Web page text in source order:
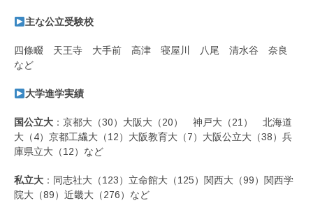
主な公立受験校
四條畷 天王寺 大手前 高津 寝屋川 八尾 清水谷 奈良
など
大学進学実績
国公立大 ：京都大（30）大阪大（20） 神戸大（21） 北海道
大（4）京都工繊大（12）大阪教育大（7）大阪公立大（38）兵
庫県立大（12）など
私立大 ：同志社大（123）立命館大（125）関西大（99）関西学
院大（89）近畿大（276）など